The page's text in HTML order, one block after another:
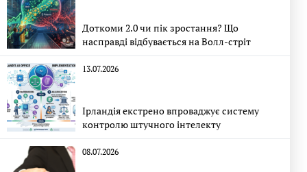
Доткоми 2.0 чи пік зростання? Що
насправді відбувається на Волл-стріт
13.07.2026
Ірландія екстрено впроваджує систему
контролю штучного інтелекту
08.07.2026